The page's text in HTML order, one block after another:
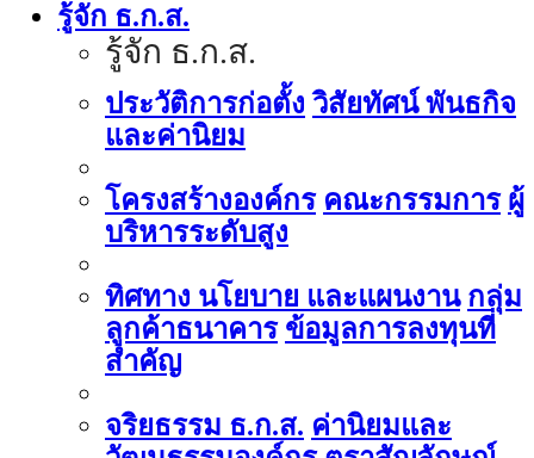
รู้จัก ธ.ก.ส.
รู้จัก ธ.ก.ส.
ประวัติการก่อตั้ง วิสัยทัศน์ พันธกิจ
และค่านิยม
โครงสร้างองค์กร คณะกรรมการ ผู้
บริหารระดับสูง
ทิศทาง นโยบาย และแผนงาน กลุ่ม
ลูกค้าธนาคาร ข้อมูลการลงทุนที่
สำคัญ
จริยธรรม ธ.ก.ส. ค่านิยมและ